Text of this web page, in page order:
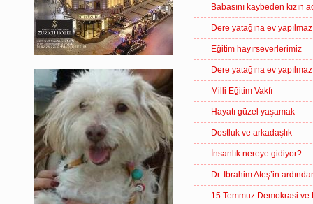
Babasını kaybeden kızın
Dere yatağına ev yapılmaz
Eğitim hayırseverlerimiz
Dere yatağına ev yapılmaz
Milli Eğitim Vakfı
Hayatı güzel yaşamak
Dostluk ve arkadaşlık
İnsanlık nereye gidiyor?
Dr. İbrahim Ateş’in
15 Temmuz Demokrasi